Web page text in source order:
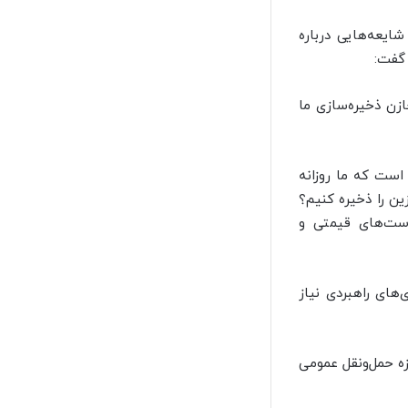
درباره
که کل مخازن ذخیره‌سازی ما
که ما روزانه
را ذخیره‌ کنیم؟
قیمتی و
راهبردی نیاز
حمل‌ونقل عمومی